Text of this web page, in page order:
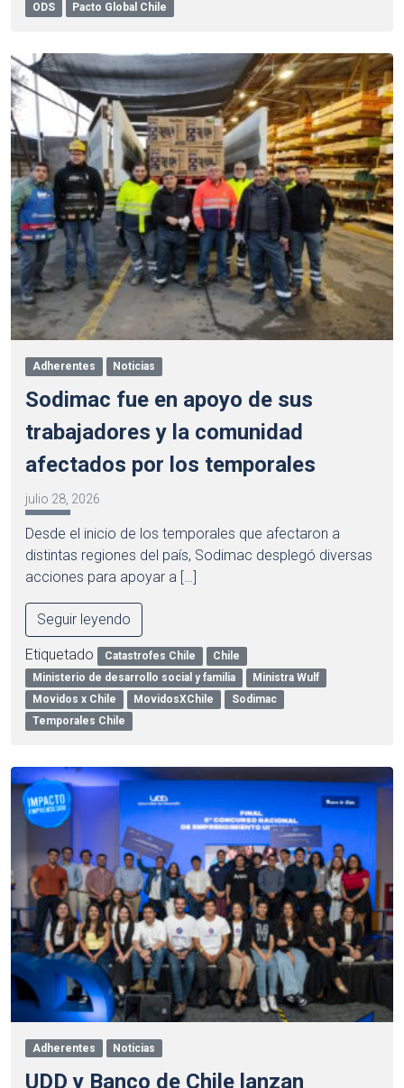
ODS
Pacto Global Chile
Adherentes Noticias
Sodimac fue en apoyo de sus
trabajadores y la comunidad
afectados por los temporales
julio 28, 2026
Desde el inicio de los temporales que afectaron a
distintas regiones del país, Sodimac desplegó diversas
acciones para apoyar a […]
Seguir leyendo
Etiquetado Catastrofes Chile
Chile
Ministerio de desarrollo social y familia
Ministra Wulf
Movidos x Chile
MovidosXChile
Sodimac
Temporales Chile
Adherentes Noticias
UDD y Banco de Chile lanzan